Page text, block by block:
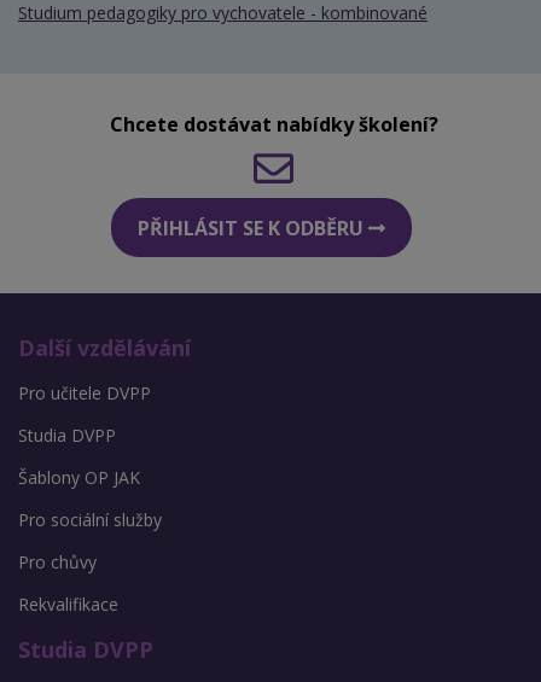
Studium pedagogiky pro vychovatele - kombinované
Chcete dostávat nabídky školení?
PŘIHLÁSIT SE K ODBĚRU
Další vzdělávání
Pro učitele DVPP
Studia DVPP
Šablony OP JAK
Pro sociální služby
Pro chůvy
Rekvalifikace
Studia DVPP